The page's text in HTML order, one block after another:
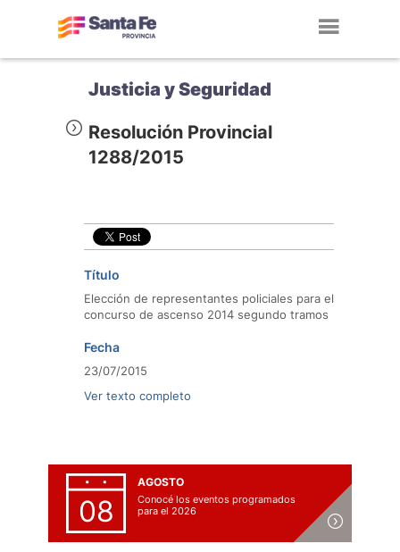
Justicia y Seguridad
Resolución Provincial
1288/2015
Título
Elección de representantes policiales para el
concurso de ascenso 2014 segundo tramos
Fecha
23/07/2015
Ver texto completo
08
AGOSTO
Conocé los eventos programados
para el 2026